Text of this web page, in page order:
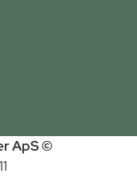
ApS ©